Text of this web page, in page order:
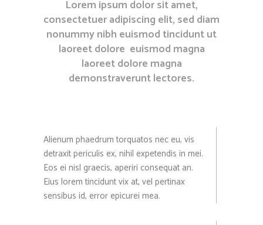
Lorem ipsum dolor sit amet,
consectetuer adipiscing elit, sed diam
nonummy nibh euismod tincidunt ut
laoreet dolore euismod magna
laoreet dolore magna
demonstraverunt lectores.
Alienum phaedrum torquatos nec eu, vis
detraxit periculis ex, nihil expetendis in mei.
Eos ei nisl graecis, aperiri consequat an.
Eius lorem tincidunt vix at, vel pertinax
sensibus id, error epicurei mea.